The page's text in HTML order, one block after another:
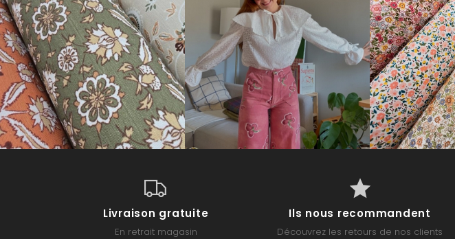
Livraison gratuite
En retrait magasin
Ils nous recommandent
Découvrez les retours de nos clients